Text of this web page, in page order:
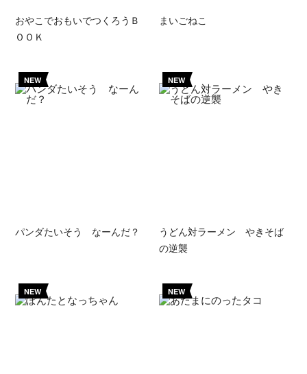
おやこでおもいでつくろうＢ
ＯＯＫ
まいごねこ
NEW
パンダたいそう なーんだ？
NEW
うどん対ラーメン やきそば
の逆襲
NEW NEW